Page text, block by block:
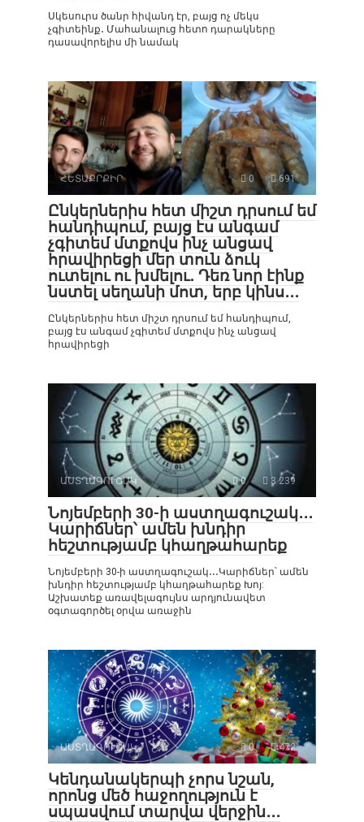
Սկեսուրս ծանր հիվանդ էր, բայց ոչ մեկս
չգիտեինք․ Մահանալուց հետո դարակները
դասավորելիս մի նամակ
ՀԵՏԱՔՐՔԻՐ 0 691
Ընկերներիս հետ միշտ դրսում եմ
հանդիպում, բայց էս անգամ
չգիտեմ մտքովս ինչ անցավ
հրավիրեցի մեր տուն ձուկ
ուտելու ու խմելու․ Դեռ նոր էինք
նստել սեղանի մոտ, երբ կինս․․․
Ընկերներիս հետ միշտ դրսում եմ հանդիպում,
բայց էս անգամ չգիտեմ մտքովս ինչ անցավ
հրավիրեցի
ԱՍՏՂԱԳՈՒՇԱԿ 0 3 239
Նոյեմբերի 30-ի աստղագուշակ․․․
Կարիճներ՝ ամեն խնդիր
հեշտությամբ կհաղթահարեք
Նոյեմբերի 30-ի աստղագուշակ․․․Կարիճներ՝ ամեն
խնդիր հեշտությամբ կհաղթահարեք Խոյ:
Աշխատեք առավելագույնս արդյունավետ
օգտագործել օրվա առաջին
ԱՍՏՂԱԳՈՒՇԱԿ 0 472
Կենդանակերպի չորս նշան,
որոնց մեծ հաջողություն է
սպասվում տարվա վերջին․․․